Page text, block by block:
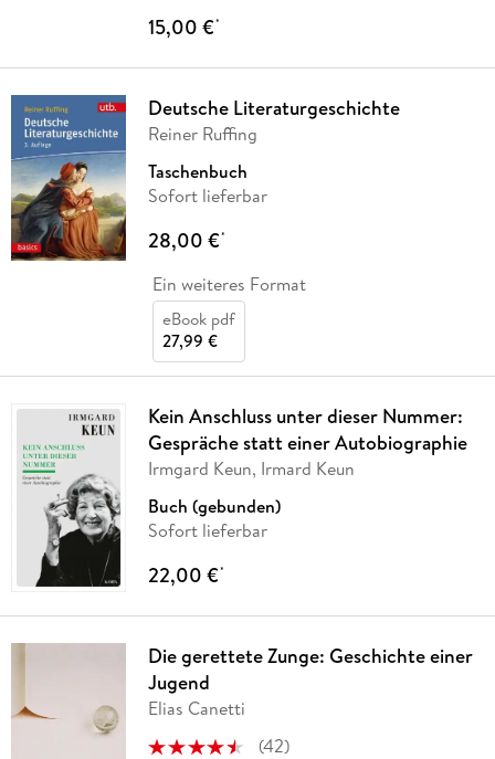
15,00 €*
Deutsche Literaturgeschichte
Reiner Ruffing
Taschenbuch
Sofort lieferbar
28,00 €*
Ein weiteres Format
eBook pdf
27,99 €
Kein Anschluss unter dieser Nummer:
Gespräche statt einer Autobiographie
Irmgard Keun, Irmard Keun
Buch (gebunden)
Sofort lieferbar
22,00 €*
Die gerettete Zunge: Geschichte einer
Jugend
Elias Canetti
(42)